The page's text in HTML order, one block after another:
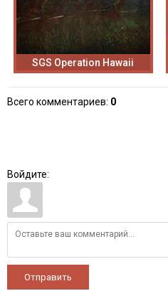
SGS Operation Hawaii
Всего комментариев: 0
Войдите:
Отправить